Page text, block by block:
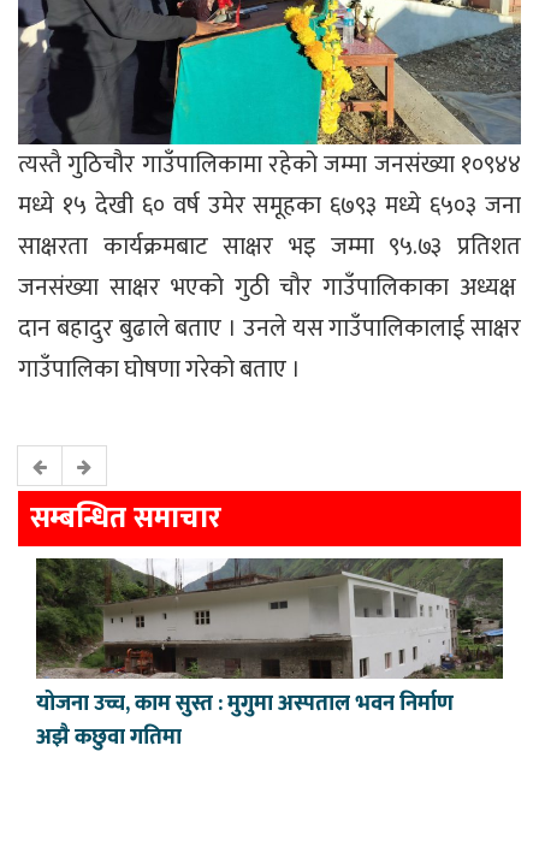
त्यस्तै गुठिचौर गाउँपालिकामा रहेको जम्मा जनसंख्या १०९४४
मध्ये १५ देखी ६० वर्ष उमेर समूहका ६७९३ मध्ये ६५०३ जना
साक्षरता कार्यक्रमबाट साक्षर भइ जम्मा ९५.७३ प्रतिशत
जनसंख्या साक्षर भएको गुठी चौर गाउँपालिकाका अध्यक्ष
दान बहादुर बुढाले बताए । उनले यस गाउँपालिकालाई साक्षर
गाउँपालिका घोषणा गरेको बताए ।
सम्बन्धित समाचार
योजना उच्च, काम सुस्त : मुगुमा अस्पताल भवन निर्माण
अझै कछुवा गतिमा